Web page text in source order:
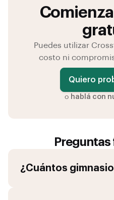
Puedes utilizar
costo ni
Quiero
o hablá con
¿Cuántos